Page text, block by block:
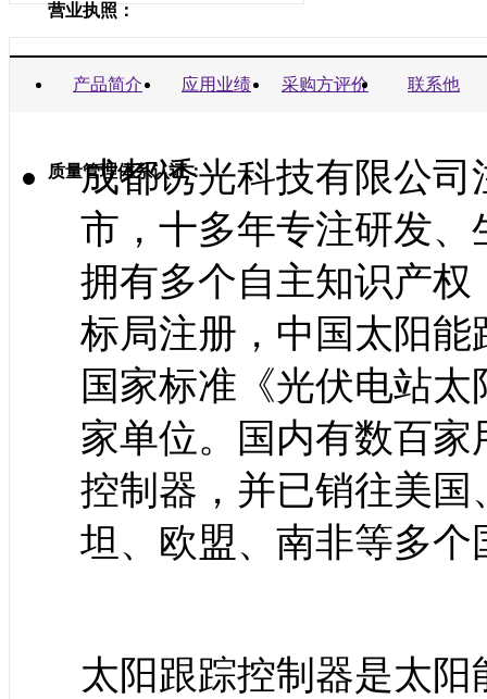
营业执照：
商业信誉承诺书：
质量管理体系认证：
产品简介 应用业绩 采购方评价 联系他
成都诱光科技有限公司
市，十多年专注研发
拥有多个自主知识产
标局注册，中国太阳
国家标准《光伏电站
家单位。国内有数百家
控制器，并已销往美
坦、欧盟、南非等多个
太阳跟踪控制器是太